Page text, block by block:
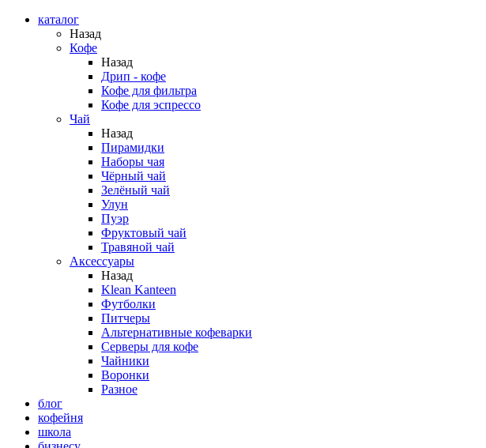
каталог
Назад
Кофе
Назад
Дрип - кофе
Кофе для фильтра
Кофе для эспрессо
Чай
Назад
Пирамидки
Наборы чая
Чёрный чай
Зелёный чай
Улун
Пуэр
Фруктовый чай
Травяной чай
Аксессуары
Назад
Klean Kanteen
Футболки
Питчеры
Альтернативные кофеварки
Серверы для кофе
Чайники
Воронки
Разное
блог
кофейня
школа